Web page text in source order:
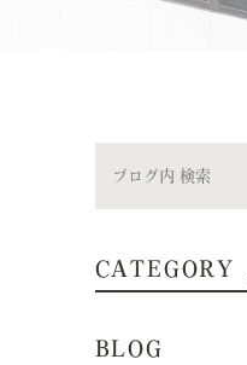
CATEGORY
BLOG